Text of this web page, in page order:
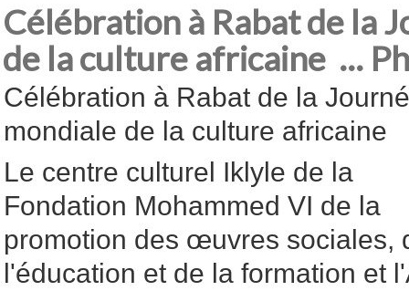
Célébration à Rabat de la
de la culture africaine ...
Célébration à Rabat de la
mondiale de la culture africaine
Le centre culturel Iklyle de la
Fondation Mohammed VI de la
promotion des œuvres sociales,
l'éducation et de la formation et